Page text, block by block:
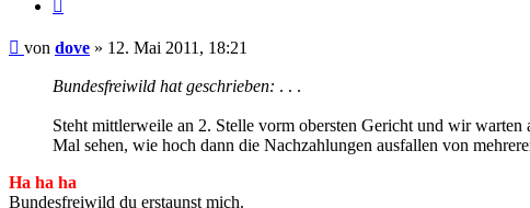
Beitrag
von dove » 12. Mai 2011, 18:21
Bundesfreiwild hat geschrieben: . . .
Steht mittlerweile an 2. Stelle vorm obersten Gericht und wir warten
Mal sehen, wie hoch dann die Nachzahlungen ausfallen von
Ha ha ha
Bundesfreiwild du erstaunst mich.